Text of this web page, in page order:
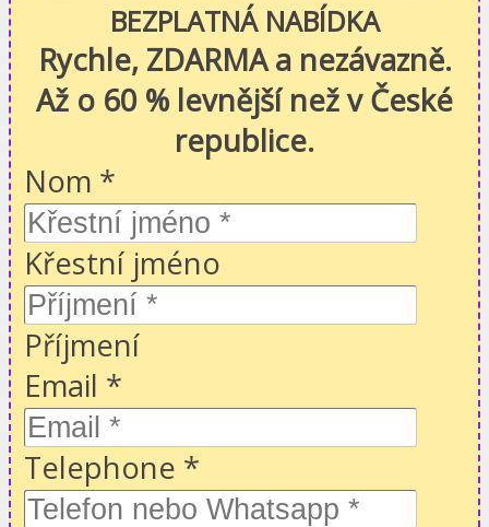
BEZPLATNÁ NABÍDKA
Rychle, ZDARMA a nezávazně.
Až o 60 % levnější než v České
republice.
Nom *
Křestní jméno
Příjmení
Email *
Telephone *